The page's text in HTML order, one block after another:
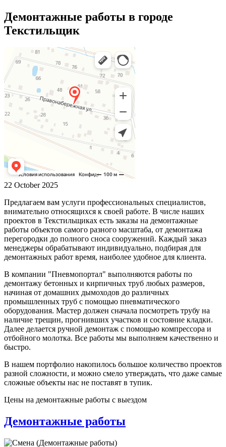
Демонтажные работы в городе
Текстильщик
22 October 2025
Предлагаем вам услуги профессиональных специалистов,
внимательно относящихся к своей работе. В числе наших
проектов в Текстильщиках есть заказы на демонтажные
работы объектов самого разного масштаба, от демонтажа
перегородки до полного сноса сооружений. Каждый заказ
менеджеры обрабатывают индивидуально, подбирая для
демонтажных работ время, наиболее удобное для клиента.
В компании "Пневмопортал" выполняются работы по
демонтажу бетонных и кирпичных труб любых размеров,
начиная от домашних дымоходов до различных
промышленных труб с помощью пневматического
оборудования. Мастер должен сначала посмотреть трубу на
наличие трещин, прогнивших участков и состояние кладки.
Далее делается ручной демонтаж с помощью компрессора и
отбойного молотка. Все работы мы выполняем качественно и
быстро.
В нашем портфолио накопилось большое количество проектов
разной сложности, и можно смело утверждать, что даже самые
сложные объекты нас не поставят в тупик.
Цены на демонтажные работы с выездом
Демонтажные работы